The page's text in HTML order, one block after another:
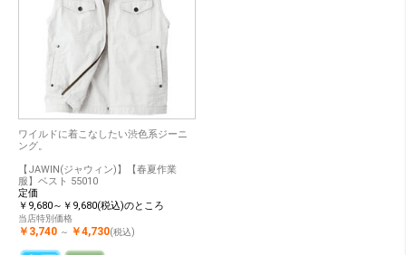
ワイルドに着こなしたい渋色系ジーニ
ング。
【JAWIN(ジャウィン)】【春夏作業
服】ベスト 55010
定価
￥9,680～￥9,680(税込)のところ
当店特別価格
￥3,740 ～ ￥4,730(税込)